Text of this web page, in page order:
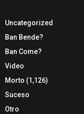
Uncategorized
Ban Bende?
Ban Come?
Video
Morto (1,126)
Suceso
Otro